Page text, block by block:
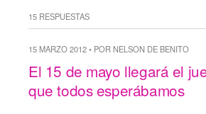
15 RESPUESTAS
15 MARZO 2012 • POR NELSON DE BENITO
El 15 de mayo llegará el
que todos esperábamos